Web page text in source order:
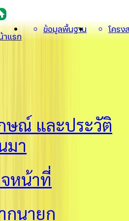
าแรก
ข้อมูลพื้นฐาน โครง
ณ์ และประวัติ
มา
หน้าที่
กนายก